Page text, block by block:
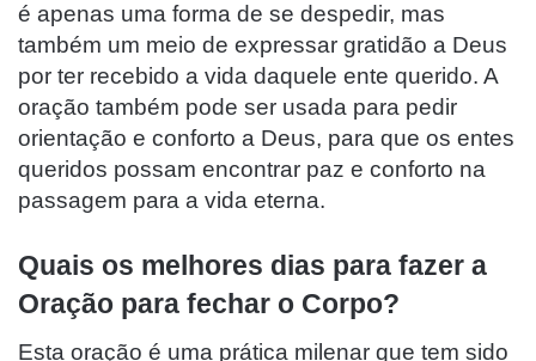
é apenas uma forma de se despedir, mas
também um meio de expressar gratidão a Deus
por ter recebido a vida daquele ente querido. A
oração também pode ser usada para pedir
orientação e conforto a Deus, para que os entes
queridos possam encontrar paz e conforto na
passagem para a vida eterna.
Quais os melhores dias para fazer a
Oração para fechar o Corpo?
Esta oração é uma prática milenar que tem sido